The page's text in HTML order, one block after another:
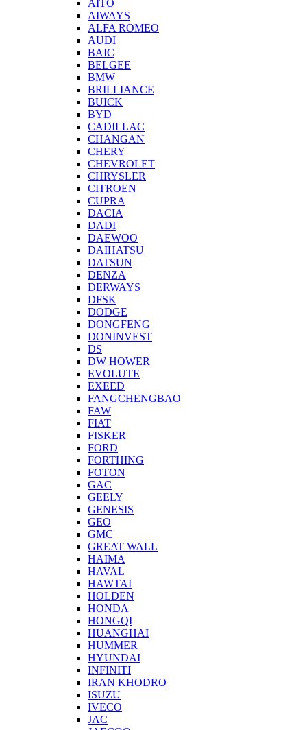
AITO
AIWAYS
ALFA ROMEO
AUDI
BAIC
BELGEE
BMW
BRILLIANCE
BUICK
BYD
CADILLAC
CHANGAN
CHERY
CHEVROLET
CHRYSLER
CITROEN
CUPRA
DACIA
DADI
DAEWOO
DAIHATSU
DATSUN
DENZA
DERWAYS
DFSK
DODGE
DONGFENG
DONINVEST
DS
DW HOWER
EVOLUTE
EXEED
FANGCHENGBAO
FAW
FIAT
FISKER
FORD
FORTHING
FOTON
GAC
GEELY
GENESIS
GEO
GMC
GREAT WALL
HAIMA
HAVAL
HAWTAI
HOLDEN
HONDA
HONGQI
HUANGHAI
HUMMER
HYUNDAI
INFINITI
IRAN KHODRO
ISUZU
IVECO
JAC